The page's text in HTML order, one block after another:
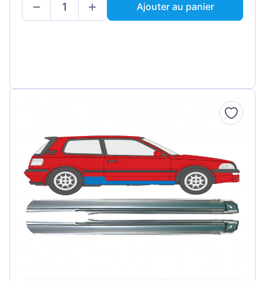
Ajouter au panier